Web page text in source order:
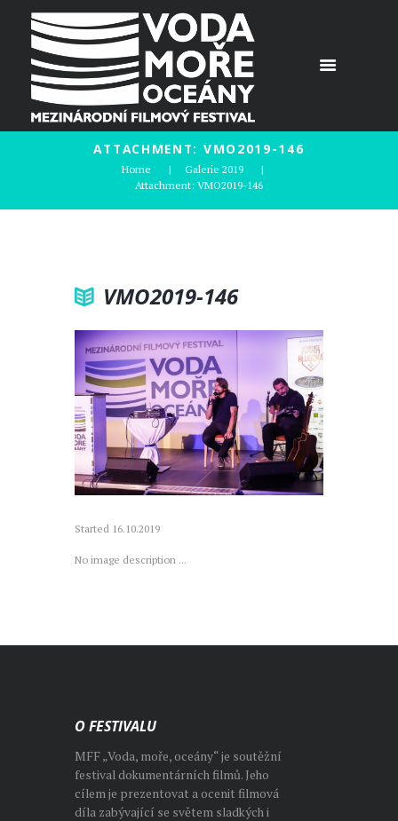
ATTACHMENT: VMO2019-146
Home
Galerie 2019
Attachment: VMO2019-146
VMO2019-146
Started 16.10.2019
No image description ...
O FESTIVALU
MFF „Voda, moře, oceány“ je soutěžní
festival dokumentárních filmů. Jeho
cílem je prezentovat a ocenit filmová
díla zabývající se světem sladkých i